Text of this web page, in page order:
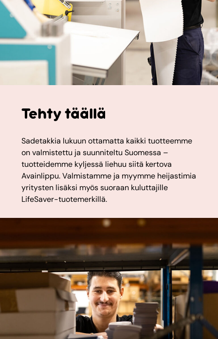
Tehty täällä
Sadetakkia lukuun ottamatta kaikki tuotteemme
on valmistettu ja suunniteltu Suomessa –
tuotteidemme kyljessä liehuu siitä kertova
Avainlippu. Valmistamme ja myymme heijastimia
yritysten lisäksi myös suoraan kuluttajille
LifeSaver-tuotemerkillä.